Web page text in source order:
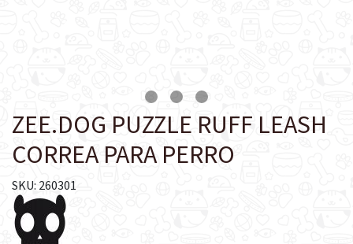
ZEE.DOG PUZZLE RUFF LEASH
CORREA PARA PERRO
SKU: 260301